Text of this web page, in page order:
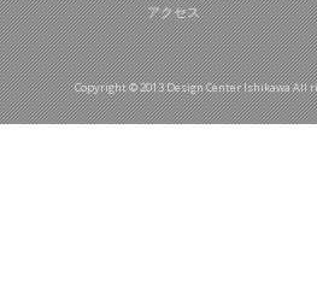
アクセス
Copyright © 2013 Design Center